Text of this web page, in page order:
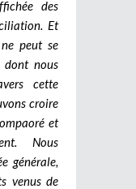
des
Et
peut se
dont nous
cette
croire
et
Nous
générale,
venus de